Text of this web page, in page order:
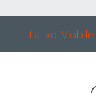
Talixo Mobile